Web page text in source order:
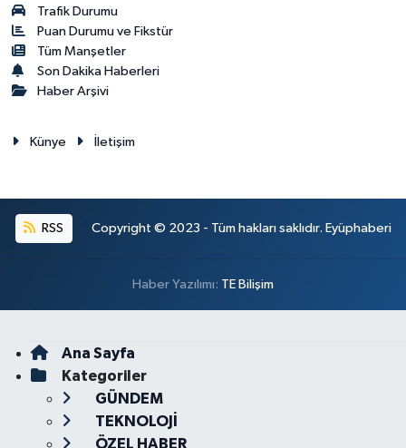
Trafik Durumu
Puan Durumu ve Fikstür
Tüm Manşetler
Son Dakika Haberleri
Haber Arşivi
Künye İletişim
RSS Copyright © 2023 - Tüm hakları saklıdır. Eyüphaberi
Haber Yazılımı: TE Bilişim
Ana Sayfa
Kategoriler
GÜNDEM
TEKNOLOJİ
ÖZEL HABER